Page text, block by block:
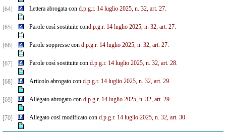
[64] Lettera abrogata con d.p.g.r. 14 luglio 2025, n. 32, art. 27.
[65] Parole così sostituite cond.p.g.r. 14 luglio 2025, n. 32, art. 27.
[66] Parole soppresse con d.p.g.r. 14 luglio 2025, n. 32, art. 27.
[67] Parole così sostituite con d.p.g.r. 14 luglio 2025, n. 32, art. 28.
[68] Articolo abrogato con d.p.g.r. 14 luglio 2025, n. 32, art. 29.
[69] Allegato abrogato con d.p.g.r. 14 luglio 2025, n. 32, art. 29.
[70] Allegato così modificato con d.p.g.r. 14 luglio 2025, n. 32, art. 30.